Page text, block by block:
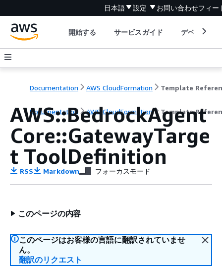
日本語 設定 お問い合わせフィー
開始する サービスガイド デベロッパ
Documentation AWS CloudFormation Template
Documentation AWS CloudFormation Template
AWS::BedrockAgent
Core::GatewayTarge
t ToolDefinition
RSS Markdown フォーカスモード
このページの内容
このページはお客様の言語に翻訳されていませ
ん。
翻訳のリクエスト